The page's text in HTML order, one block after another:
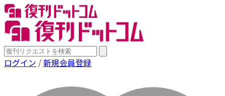
ログイン /新規会員登録